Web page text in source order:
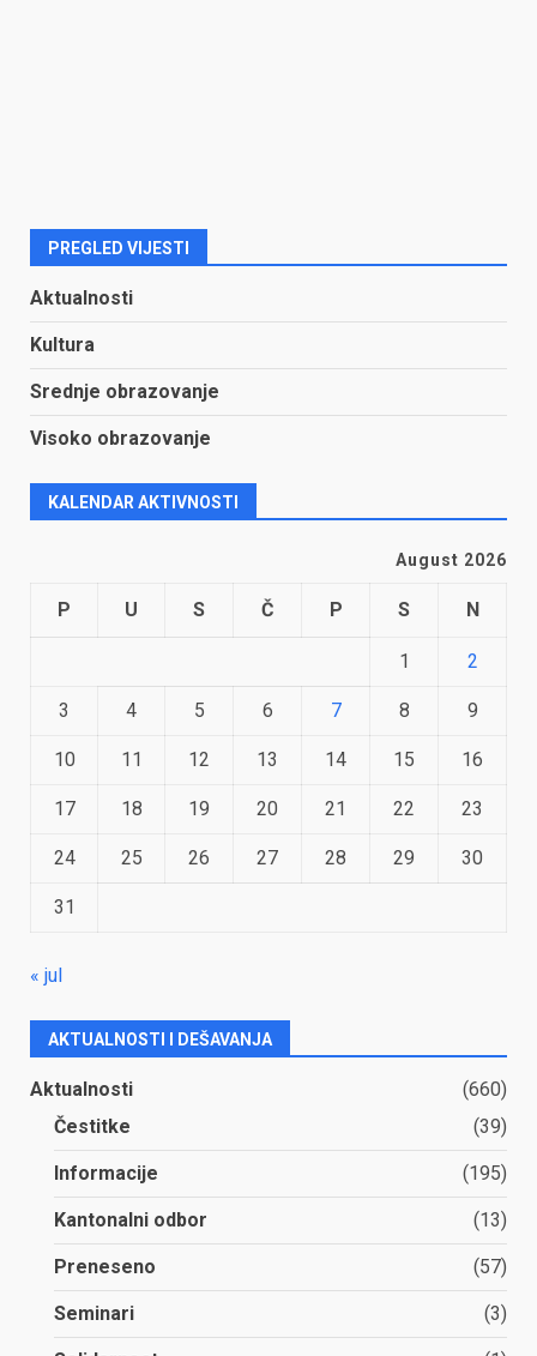
PREGLED VIJESTI
Aktualnosti
Kultura
Srednje obrazovanje
Visoko obrazovanje
KALENDAR AKTIVNOSTI
August 2026
P U S Č P S N
1 2
3 4 5 6 7 8 9
10 11 12 13 14 15 16
17 18 19 20 21 22 23
24 25 26 27 28 29 30
31
« jul
AKTUALNOSTI I DEŠAVANJA
Aktualnosti
(660)
Čestitke
(39)
Informacije (195)
Kantonalni odbor (13)
Preneseno (57)
Seminari (3)